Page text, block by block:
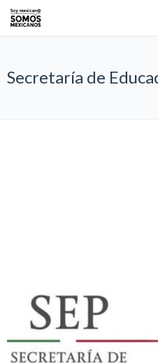
Secretaría de